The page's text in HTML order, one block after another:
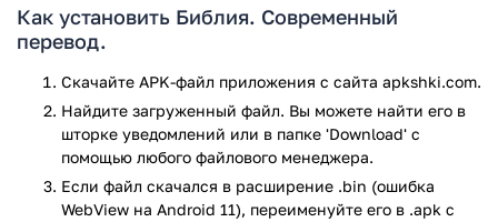
Разобраться с управлением в программе можно с первого
взгляда: в главном окне расположены ссылки на Ветхий и
Новый заветы, кнопки настроек, поиска и закладок. В
разделе каждого Завета есть кнопка возвращения в
главное окно, кнопка выхода и оглавление:
Бытие;
Исход;
Левит;
Как установить Библия. Современный
перевод.
Скачайте APK-файл приложения с сайта apkshki.com.
Найдите загруженный файл. Вы можете найти его в
шторке уведомлений или в папке 'Download' с
помощью любого файлового менеджера.
Если файл скачался в расширение .bin (ошибка
WebView на Android 11), переименуйте его в .apk с